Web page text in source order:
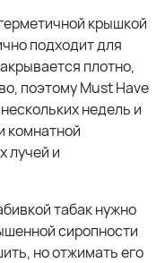
крышкой
подходит для
плотно,
поэтому Must Have
недель и
комнатной
лучей и
табак нужно
сиропности
но отжимать его